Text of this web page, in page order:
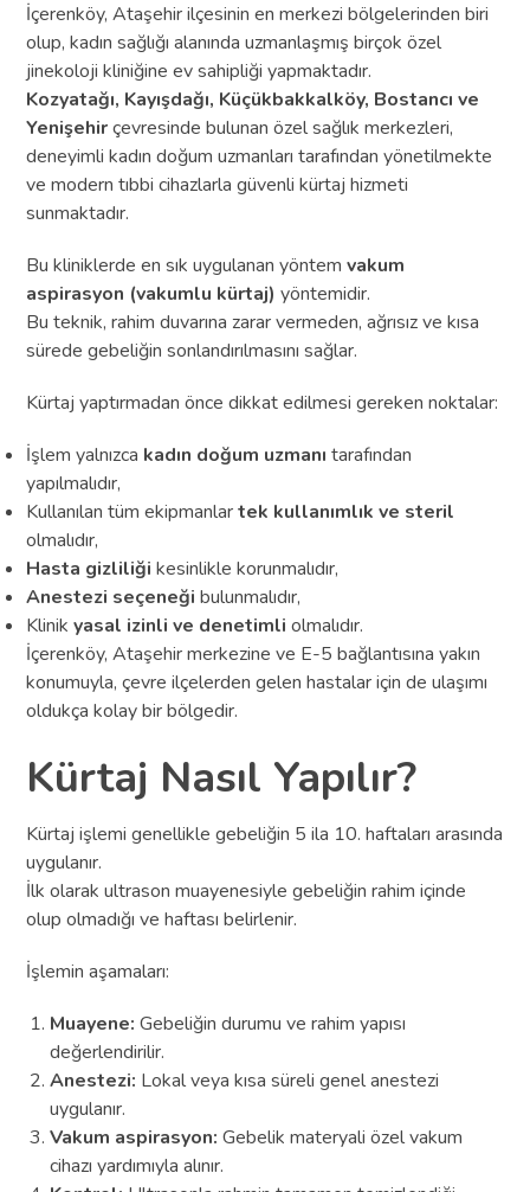
İçerenköy, Ataşehir ilçesinin en merkezi bölgelerinden biri
olup, kadın sağlığı alanında uzmanlaşmış birçok özel
jinekoloji kliniğine ev sahipliği yapmaktadır.
Kozyatağı, Kayışdağı, Küçükbakkalköy, Bostancı ve
Yenişehirçevresinde bulunan özel sağlık merkezleri,
deneyimli kadın doğum uzmanları tarafından yönetilmekte
ve modern tıbbi cihazlarla güvenli kürtaj hizmeti
sunmaktadır.
Bu kliniklerde en sık uygulanan yöntemvakum
aspirasyon (vakumlu kürtaj) yöntemidir.
Bu teknik, rahim duvarına zarar vermeden, ağrısız ve kısa
sürede gebeliğin sonlandırılmasını sağlar.
Kürtaj yaptırmadan önce dikkat edilmesi gereken noktalar:
İşlem yalnızca kadın doğum uzmanı tarafından
yapılmalıdır,
Kullanılan tüm ekipmanlartek kullanımlık ve steril
olmalıdır,
Hasta gizliliği kesinlikle korunmalıdır,
Anestezi seçeneği bulunmalıdır,
Klinikyasal izinli ve denetimli olmalıdır.
İçerenköy, Ataşehir merkezine ve E-5 bağlantısına yakın
konumuyla, çevre ilçelerden gelen hastalar için de ulaşımı
oldukça kolay bir bölgedir.
Kürtaj Nasıl Yapılır?
Kürtaj işlemi genellikle gebeliğin 5 ila 10. haftaları arasında
uygulanır.
İlk olarak ultrason muayenesiyle gebeliğin rahim içinde
olup olmadığı ve haftası belirlenir.
İşlemin aşamaları:
Muayene: Gebeliğin durumu ve rahim yapısı
değerlendirilir.
Anestezi: Lokal veya kısa süreli genel anestezi
uygulanır.
Vakum aspirasyon: Gebelik materyali özel vakum
cihazı yardımıyla alınır.